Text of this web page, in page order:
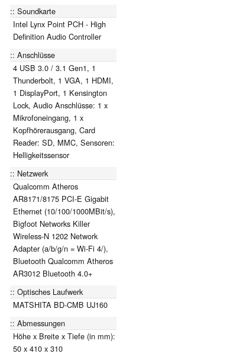
Soundkarte
Intel Lynx Point PCH - High
Definition Audio Controller
Anschlüsse
4 USB 3.0 / 3.1 Gen1, 1
Thunderbolt, 1 VGA, 1 HDMI,
1 DisplayPort, 1 Kensington
Lock, Audio Anschlüsse: 1 x
Mikrofoneingang, 1 x
Kopfhörerausgang, Card
Reader: SD, MMC, Sensoren:
Helligkeitssensor
Netzwerk
Qualcomm Atheros
AR8171/8175 PCI-E Gigabit
Ethernet (10/100/1000MBit/s),
Bigfoot Networks Killer
Wireless-N 1202 Network
Adapter (a/b/g/n = Wi-Fi 4/),
Bluetooth Qualcomm Atheros
AR3012 Bluetooth 4.0+
Optisches Laufwerk
MATSHITA BD-CMB UJ160
Abmessungen
Höhe x Breite x Tiefe (in mm):
50 x 410 x 310